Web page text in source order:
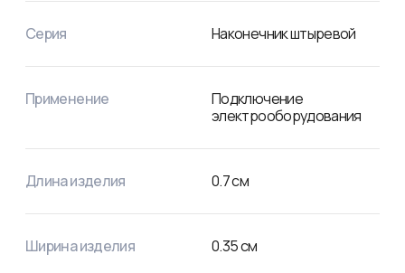
латунной втулки одна ее сторона развальцована.
наконечника значительно экономит время на монтаж
Серия Наконечник штыревой
Применение
Подключение
электрооборудования
Длина изделия 0.7см
Ширина изделия 0.35см